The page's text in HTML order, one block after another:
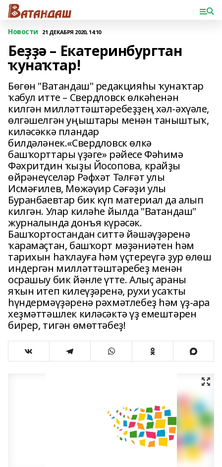
Новости 21 ДЕКАБРЯ 2020, 14:10
Беҙҙә – Екатеринбургтан
ҡунаҡтар!
Бөгөн "Ватандаш" редакцияһы ҡунаҡтар
ҡабул итте – Свердловск өлкәһенән
килгән милләттәштәребеҙҙең хәл-әхүәле,
өлгәшелгән уңыштары менән таныштыҡ,
киләсәккә пландар
билдәләнек.«Свердловск өлкә
башҡорттары үҙәге» рәйесе Фәһимә
Фәхритдин ҡыҙы Йосопова, крайҙы
өйрәнеүселәр Рәфхәт Тәлғәт улы
Исмәғилев, Мөжәүир Сәғәҙи улы
Буранбаевтар бик күп материал да алып
килгән. Улар киләһе йылда "Ватандаш"
журналында донъя күрәсәк.
Башҡортостандан ситтә йәшәүҙәренә
ҡарамаҫтан, башҡорт мәҙәниәтен һәм
тарихын һаҡлауға һәм үҫтереүгә ҙур өлөш
индергән милләттәштәребеҙ менән
осрашыу бик йәнле үтте. Алыҫ араны
яҡын итеп килеүҙәренә, рухи усаҡты
һүндермәүҙәренә рәхмәтлебеҙ һәм үҙ-ара
хеҙмәттәшлек киләсәктә үҙ емештәрен
бирер, тигән өмөттәбеҙ!